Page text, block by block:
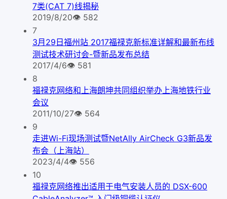
7类(CAT 7)线揭秘
2019/8/20👁 582
7
3月29日福州站 2017福禄克新标准详解和最新布线
测试技术研讨会-暨新品发布总结
2017/4/6👁 581
8
福禄克网络和上海朗坤共同组织举办上海地铁行业
会议
2011/10/27👁 564
9
走进Wi-Fi现场测试暨NetAlly AirCheck G3新品发
布会（上海站）
2023/4/4👁 556
10
福禄克网络推出适用于电气安装人员的 DSX-600